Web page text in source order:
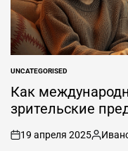
ОПУБЛИКОВАНО
В
UNCATEGORISED
Как
зрительские
вкл
19 апреля 2025